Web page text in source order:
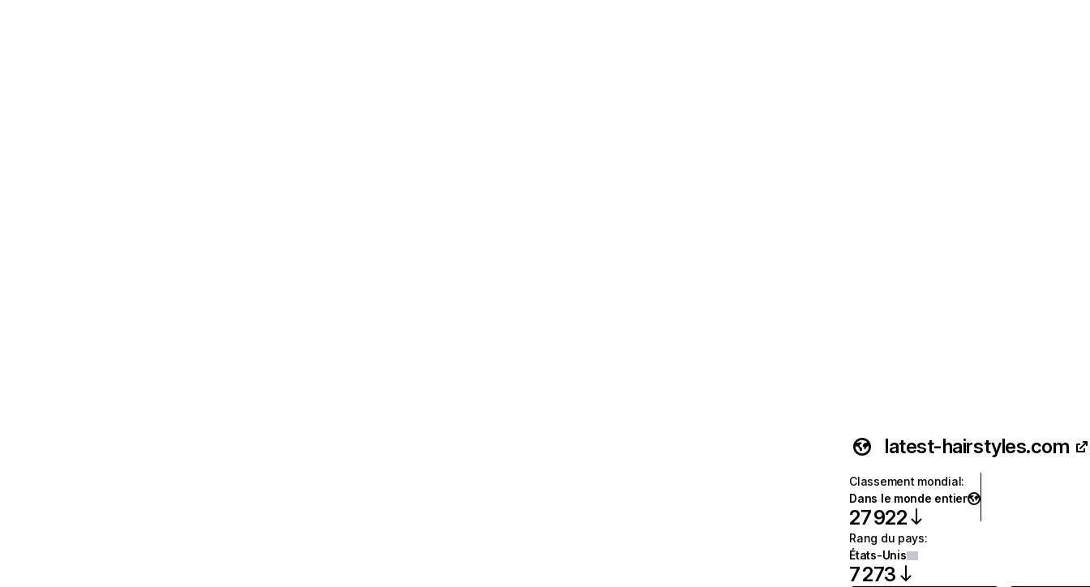
latest-hairstyles.com
Classement mondial:
Dans le monde entier
27 922
Rang du pays:
États-Unis
7 273